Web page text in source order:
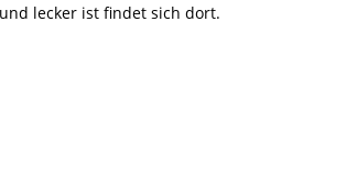
lecker ist findet sich dort.